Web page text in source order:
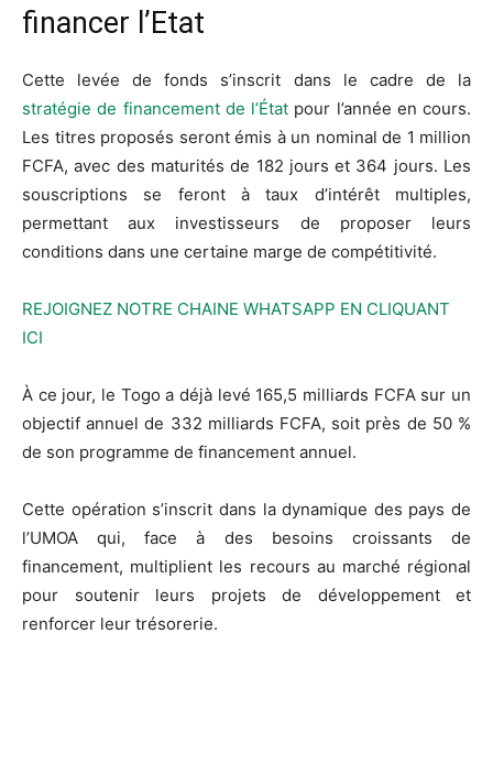
financer l’Etat
Cette levée de fonds s’inscrit dans le cadre de la
stratégie de financement de l’État pour l’année en cours.
Les titres proposés seront émis à un nominal de 1 million
FCFA, avec des maturités de 182 jours et 364 jours. Les
souscriptions se feront à taux d’intérêt multiples,
permettant aux investisseurs de proposer leurs
conditions dans une certaine marge de compétitivité.
REJOIGNEZ NOTRE CHAINE WHATSAPP EN CLIQUANT
ICI
À ce jour, le Togo a déjà levé 165,5 milliards FCFA sur un
objectif annuel de 332 milliards FCFA, soit près de 50 %
de son programme de financement annuel.
Cette opération s’inscrit dans la dynamique des pays de
l’UMOA qui, face à des besoins croissants de
financement, multiplient les recours au marché régional
pour soutenir leurs projets de développement et
renforcer leur trésorerie.